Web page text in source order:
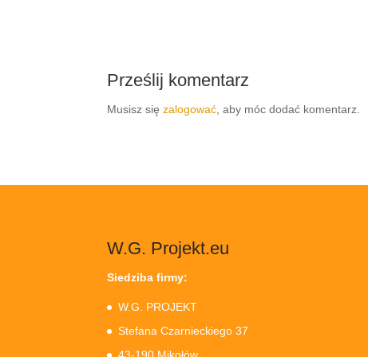
Prześlij komentarz
Musisz sięzalogować, aby móc dodać komentarz.
W.G. Projekt.eu
Siedziba firmy:
W.G. PROJEKT
Stefana Czarnieckiego 37